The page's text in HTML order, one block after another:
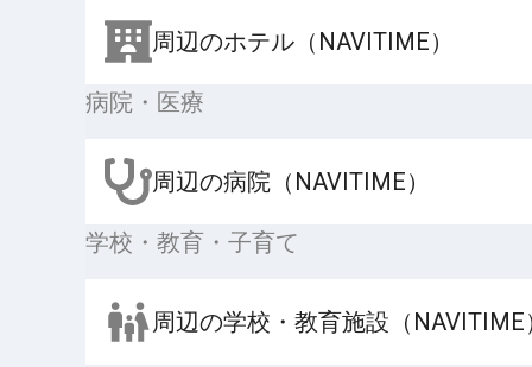
周辺のホテル（NAVITIME）
病院・医療
周辺の病院（NAVITIME）
学校・教育・子育て
周辺の学校・教育施設（NAVITIME